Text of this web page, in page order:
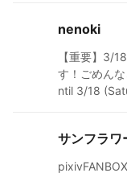
nenoki
【重要】3/
す！ごめ
ntil 3/18
のキャラク
ム制作の役
サンフラワ